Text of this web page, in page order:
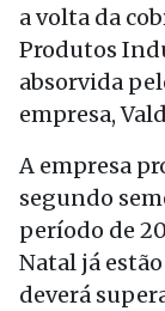
a volta da
Produtos
absorvida
empresa,
A empresa
segundo
período de
Natal já
deverá